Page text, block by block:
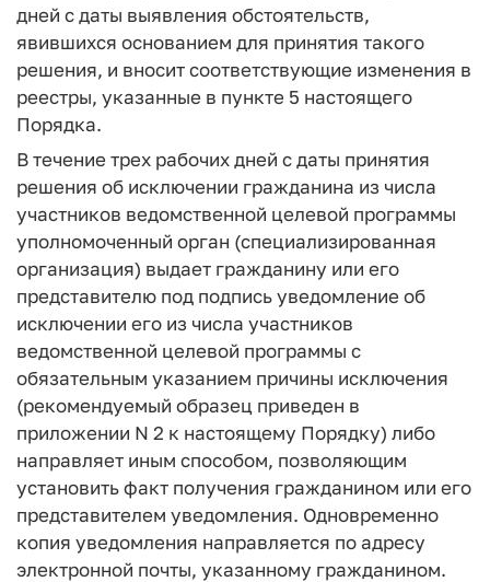
дней с даты выявления обстоятельств,
явившихся основанием для принятия такого
решения, и вносит соответствующие изменения в
реестры, указанные в пункте 5 настоящего
Порядка.
В течение трех рабочих дней с даты принятия
решения об исключении гражданина из числа
участников ведомственной целевой программы
уполномоченный орган (специализированная
организация) выдает гражданину или его
представителю под подпись уведомление об
исключении его из числа участников
ведомственной целевой программы с
обязательным указанием причины исключения
(рекомендуемый образец приведен в
приложении N 2 к настоящему Порядку) либо
направляет иным способом, позволяющим
установить факт получения гражданином или его
представителем уведомления. Одновременно
копия уведомления направляется по адресу
электронной почты, указанному гражданином.